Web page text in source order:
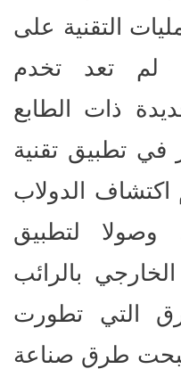
التقنية على
لم تعد تخدم
ذات الطابع
في تطبيق تقنية
اكتشاف الدولاب
وصولا لتطبيق
بالرائب
التي تطورت
طرق صناعة